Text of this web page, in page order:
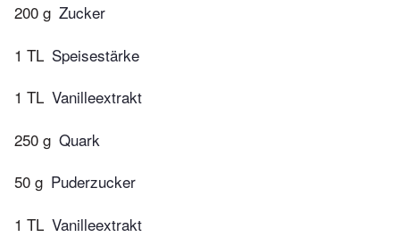
200 g Zucker
1 TL Speisestärke
1 TL Vanilleextrakt
250 g Quark
50 g Puderzucker
1 TL Vanilleextrakt